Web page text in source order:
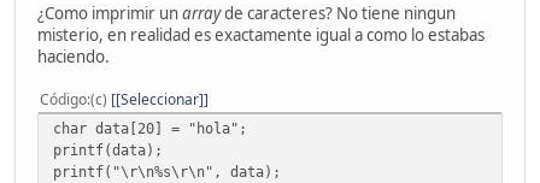
¿Como imprimir unarrayde caracteres? No tiene ningun
misterio, en realidad es exactamente igual a como lo estabas
haciendo.
Código(c) [Seleccionar]
char data[20] = "hola";
printf(data);
printf("\r\n%s\r\n", data);